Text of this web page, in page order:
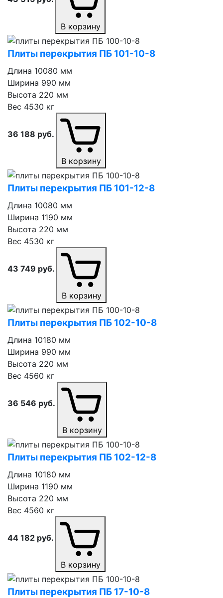
В корзину
Плиты перекрытия ПБ 101⁠-⁠10⁠-⁠8
Длина 10080 мм
Ширина 990 мм
Высота 220 мм
Вес 4530 кг
36 188 руб.
В корзину
Плиты перекрытия ПБ 101⁠-⁠12⁠-⁠8
Длина 10080 мм
Ширина 1190 мм
Высота 220 мм
Вес 4530 кг
43 749 руб.
В корзину
Плиты перекрытия ПБ 102⁠-⁠10⁠-⁠8
Длина 10180 мм
Ширина 990 мм
Высота 220 мм
Вес 4560 кг
36 546 руб.
В корзину
Плиты перекрытия ПБ 102⁠-⁠12⁠-⁠8
Длина 10180 мм
Ширина 1190 мм
Высота 220 мм
Вес 4560 кг
44 182 руб.
В корзину
Плиты перекрытия ПБ 17⁠-⁠10⁠-⁠8